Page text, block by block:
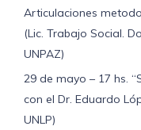
Articulaciones
(Lic. Trabajo Social.
UNPAZ)
29 de mayo – 17 hs.
con el Dr. Eduardo
UNLP)